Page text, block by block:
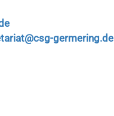
germering.de